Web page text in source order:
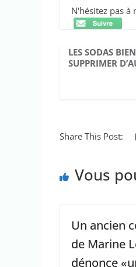
N'hésitez pas à
LES SODAS
SUPPRIMER
Share This Post:
Vous
Un ancien
de Marine
dénonce